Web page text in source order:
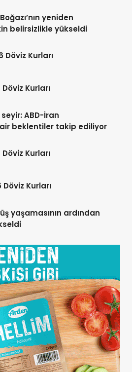
yeniden
belirsizlikle yükseldi
Döviz Kurları
Kurları
ABD-İran
beklentiler takip ediliyor
Kurları
Kurları
yaşamasının ardından